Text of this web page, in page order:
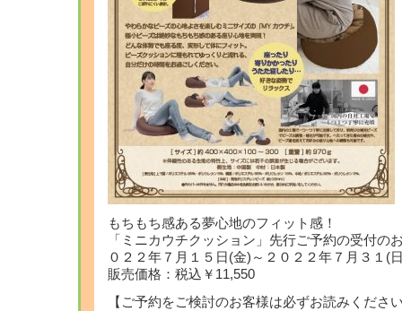
もちもち感ある夢心地のフィット感！
「ミニカウチクッション」先行ご予約の受付の
０２２年７月１５日(金)～２０２２年７月３１(
販売価格：税込￥11,550
【ご予約をご検討のお客様は必ずお読みくださ